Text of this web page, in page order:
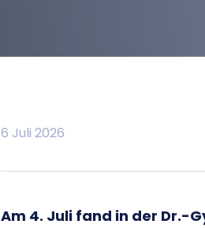
6 Juli 2026
Am 4. Juli fand in der Dr.-